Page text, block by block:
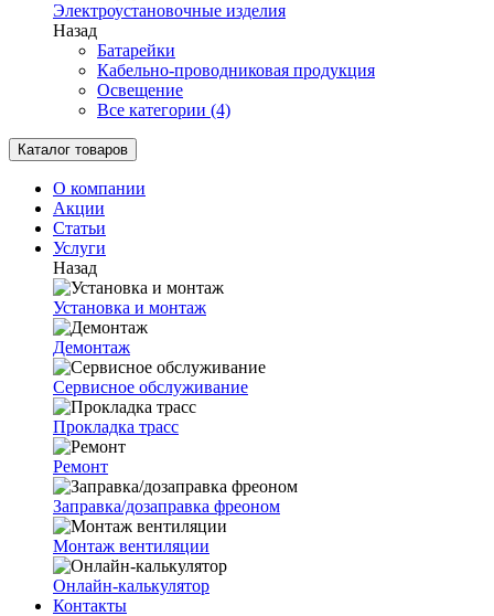
Электроустановочные изделия
Назад
Батарейки
Кабельно-проводниковая продукция
Освещение
Все категории (4)
Каталог товаров
О компании
Акции
Статьи
Услуги
Назад
Установка и монтаж
Демонтаж
Сервисное обслуживание
Прокладка трасс
Ремонт
Заправка/дозаправка фреоном
Монтаж вентиляции
Онлайн-калькулятор
Контакты